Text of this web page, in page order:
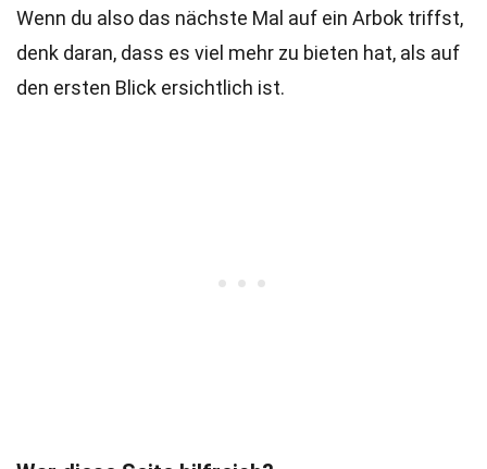
Wenn du also das nächste Mal auf ein Arbok triffst,
denk daran, dass es viel mehr zu bieten hat, als auf
den ersten Blick ersichtlich ist.